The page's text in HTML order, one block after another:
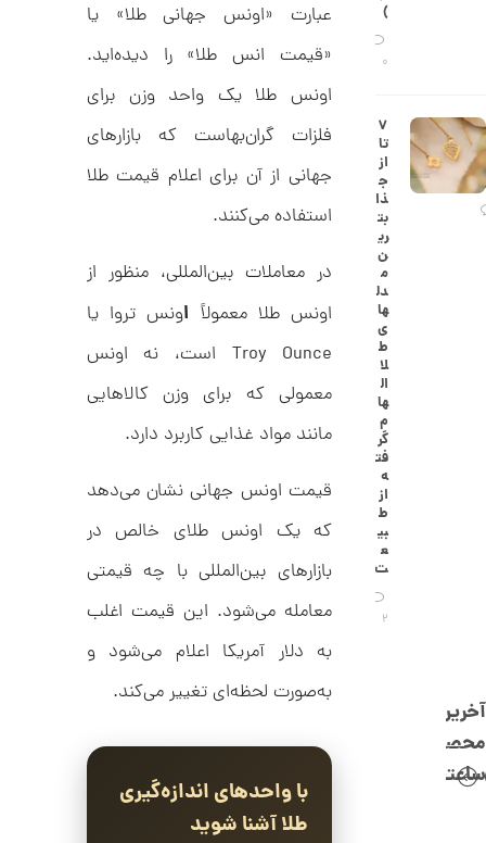
عبارت «اونس جهانی طلا» یا
«قیمت انس طلا» را دیده‌اید.
اونس طلا یک واحد وزن برای
فلزات گران‌بهاست که بازارهای
جهانی از آن برای اعلام قیمت طلا
استفاده می‌کنند.
در معاملات بین‌المللی، منظور از
اونس طلا معمولاً اونس تروا یا
Troy Ounce است، نه اونس
معمولی که برای وزن کالاهایی
مانند مواد غذایی کاربرد دارد.
قیمت اونس جهانی نشان می‌دهد
که یک اونس طلای خالص در
بازارهای بین‌المللی با چه قیمتی
معامله می‌شود. این قیمت اغلب
به دلار آمریکا اعلام می‌شود و
به‌صورت لحظه‌ای تغییر می‌کند.
با واحدهای اندازه‌گیری
طلا آشنا شوید
)
0
۷
تا
از
ج
ذا
بت
ری
ن
م
دل
ها
ی
ط
لا
ال
ها
م
گر
فت
ه
از
ط
بی
ع
ت
2
آخرین
محصولات
ساعتچی
ح
ش
ع
ی
ک
د
C
R
8
8
9
ا
ن
گ
ش
ت
ر
ط
ل
ا
ط
ر
ک
ا
ر
ت
ه
ک
C
R
8
8
1
1
4
,
6
8
2
,
0
0
0
ت
و
م